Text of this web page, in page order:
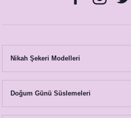
Nikah Şekeri Modelleri
Doğum Günü Süslemeleri